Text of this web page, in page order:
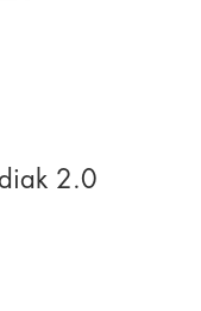
2.0